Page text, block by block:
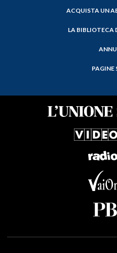
ACQUISTA UN
LA BIBLIOTECA
PAGINE